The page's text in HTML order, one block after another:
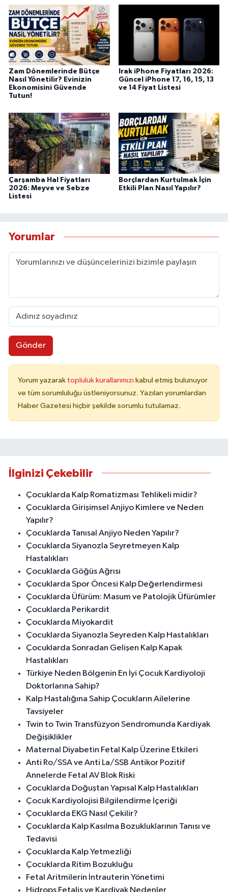
Zam Dönemlerinde Bütçe
Nasıl Yönetilir? Evinizin
Ekonomisini Güvende
Tutun!
Irak iPhone Fiyatları 2026:
Güncel iPhone 17, 16, 15, 13
ve 14 Fiyat Listesi
Çarşamba Hal Fiyatları
2026: Meyve ve Sebze
Listesi
Borçlardan Kurtulmak İçin
Etkili Plan Nasıl Yapılır?
Yorumlar
Gönder
Yorum yazarak topluluk kurallarımızı kabul etmiş bulunuyor
ve tüm sorumluluğu üstleniyorsunuz. Yazılan yorumlardan
Haber Gazetesi hiçbir şekilde sorumlu tutulamaz.
İlginizi Çekebilir
Çocuklarda Kalp Romatizması Tehlikeli midir?
Çocuklarda Girişimsel Anjiyo Kimlere ve Neden
Yapılır?
Çocuklarda Tanısal Anjiyo Neden Yapılır?
Çocuklarda Siyanozla Seyretmeyen Kalp
Hastalıkları
Çocuklarda Göğüs Ağrısı
Çocuklarda Spor Öncesi Kalp Değerlendirmesi
Çocuklarda Üfürüm: Masum ve Patolojik Üfürümler
Çocuklarda Perikardit
Çocuklarda Miyokardit
Çocuklarda Siyanozla Seyreden Kalp Hastalıkları
Çocuklarda Sonradan Gelişen Kalp Kapak
Hastalıkları
Türkiye Neden Bölgenin En İyi Çocuk Kardiyoloji
Doktorlarına Sahip?
Kalp Hastalığına Sahip Çocukların Ailelerine
Tavsiyeler
Twin to Twin Transfüzyon Sendromunda Kardiyak
Değişiklikler
Maternal Diyabetin Fetal Kalp Üzerine Etkileri
Anti Ro/SSA ve Anti La/SSB Antikor Pozitif
Annelerde Fetal AV Blok Riski
Çocuklarda Doğuştan Yapısal Kalp Hastalıkları
Çocuk Kardiyolojisi Bilgilendirme İçeriği
Çocuklarda EKG Nasıl Çekilir?
Çocuklarda Kalp Kasılma Bozukluklarının Tanısı ve
Tedavisi
Çocuklarda Kalp Yetmezliği
Çocuklarda Ritim Bozukluğu
Fetal Aritmilerin İntrauterin Yönetimi
Hidrops Fetalis ve Kardiyak Nedenler